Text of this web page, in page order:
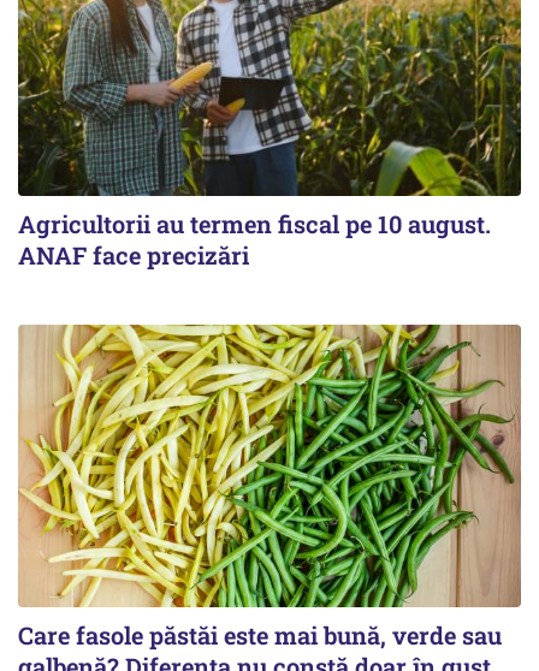
Agricultorii au termen fiscal pe 10 august.
ANAF face precizări
Care fasole păstăi este mai bună, verde sau